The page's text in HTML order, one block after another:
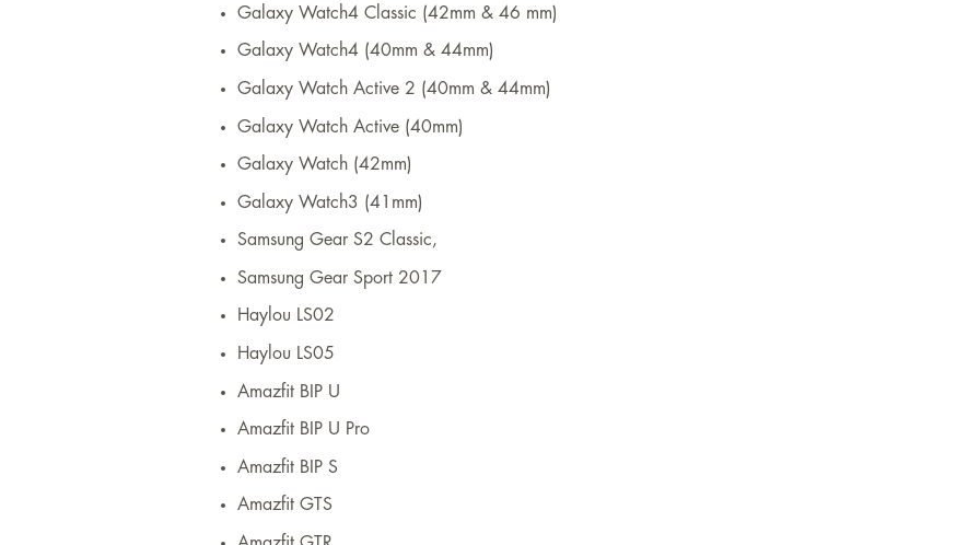
Galaxy Watch4 Classic (42mm & 46 mm)
Galaxy Watch4 (40mm & 44mm)
Galaxy Watch Active 2 (40mm & 44mm)
Galaxy Watch Active (40mm)
Galaxy Watch (42mm)
Galaxy Watch3 (41mm)
Samsung Gear S2 Classic,
Samsung Gear Sport 2017
Haylou LS02
Haylou LS05
Amazfit BIP U
Amazfit BIP U Pro
Amazfit BIP S
Amazfit GTS